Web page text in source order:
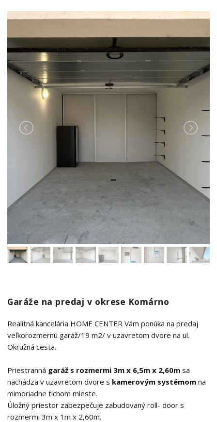
Garáže na predaj v okrese Komárno
Realitná kancelária HOME CENTER Vám ponúka na predaj
veľkorozmernú garáž/19 m2/ v uzavretom dvore na ul.
Okružná cesta.
Priestranná garáž s rozmermi 3m x 6,5m x 2,60m sa
nachádza v uzavretom dvore s kamerovým systémom na
mimoriadne tichom mieste.
Úložný priestor zabezpečuje zabudovaný roll- door s
rozmermi 3m x 1m x 2,60m.